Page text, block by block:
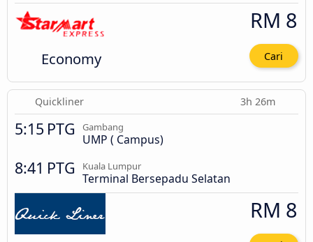
Economy
RM 8
Cari
Quickliner 3h 26m
5:15 PTG Gambang
UMP ( Campus)
8:41 PTG Kuala Lumpur
Terminal Bersepadu Selatan
RM 8